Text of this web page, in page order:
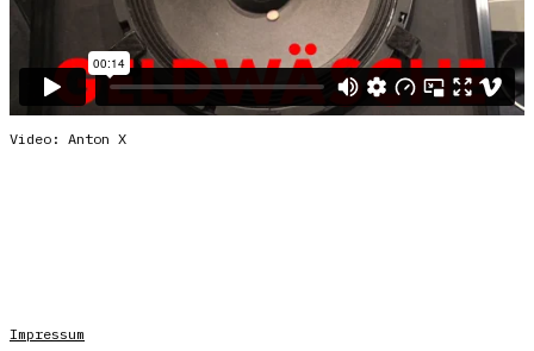
Video: Anton X
Impressum